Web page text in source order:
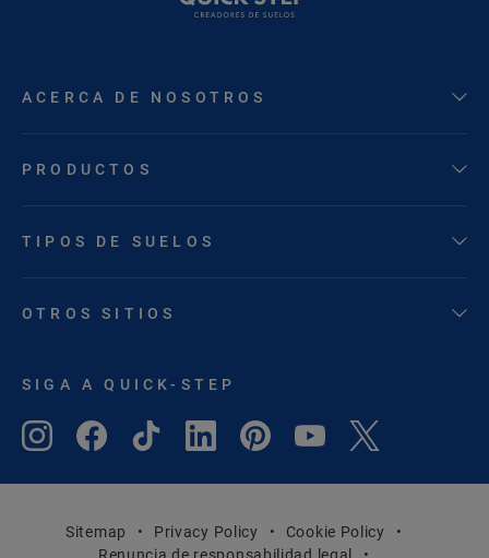
ACERCA DE NOSOTROS
PRODUCTOS
TIPOS DE SUELOS
OTROS SITIOS
SIGA A QUICK-STEP
Sitemap Privacy Policy
Cookie Policy